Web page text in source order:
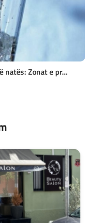
natës: Zonat e pr...